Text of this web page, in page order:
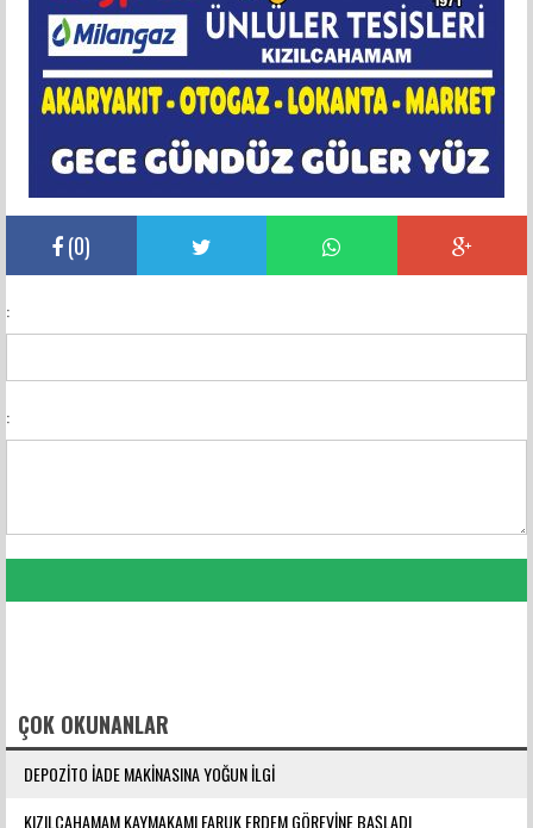
(0)
:
:
ÇOK OKUNANLAR
DEPOZİTO İADE MAKİNASINA YOĞUN İLGİ
KIZILCAHAMAM KAYMAKAMI FARUK ERDEM GÖREVİNE BAŞLADI